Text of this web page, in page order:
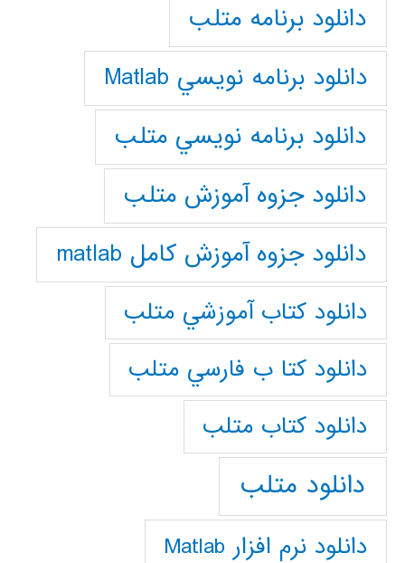
دانلود برنامه متلب
دانلود برنامه نويسي Matlab
دانلود برنامه نويسي متلب
دانلود جزوه آموزش متلب
دانلود جزوه آموزش کامل matlab
دانلود كتاب آموزشي متلب
دانلود كتا ب فارسي متلب
دانلود كتاب متلب
دانلود متلب
دانلود نرم افزار Matlab